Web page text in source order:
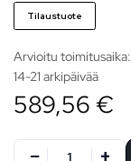
Tilaustuote
Arvioitu toimitusaika:
14-21 arkipäivää
589,56 €